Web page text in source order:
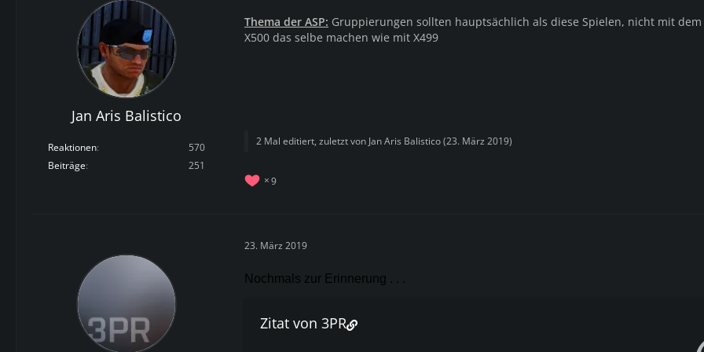
Jan Aris Balistico
Reaktionen
570
Beiträge
251
Thema der ASP: Gruppierungen sollten hauptsächlich als diese Spielen, nicht mit dem
X500 das selbe machen wie mit X499
2 Mal editiert, zuletzt von Jan Aris Balistico(23. März 2019)
9
23. März 2019
Nochmals zur Erinnerung . . .
Zitat von 3PR